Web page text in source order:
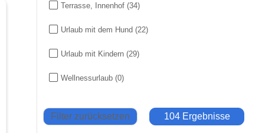
Terrasse, Innenhof (34)
Urlaub mit dem Hund (22)
Urlaub mit Kindern (29)
Wellnessurlaub (0)
Filter zurücksetzen 104 Ergebnisse